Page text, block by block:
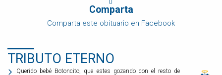
Comparta
Comparta este obituario en Facebook
TRIBUTO ETERNO
Querido bebé Botoncito, que estes gozando con el resto de